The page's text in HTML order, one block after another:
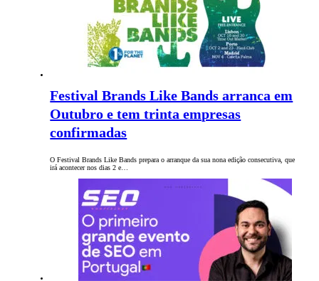
Festival Brands Like Bands arranca em
Outubro e tem trinta empresas
confirmadas
O Festival Brands Like Bands prepara o arranque da sua nona edição consecutiva, que
irá acontecer nos dias 2 e…